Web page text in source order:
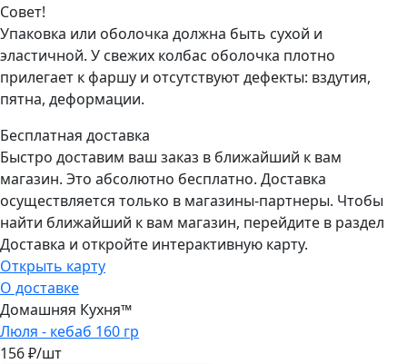
Совет!
Упаковка или оболочка должна быть сухой и
эластичной. У свежих колбас оболочка плотно
прилегает к фаршу и отсутствуют дефекты: вздутия,
пятна, деформации.
Бесплатная доставка
Быстро доставим ваш заказ в ближайший к вам
магазин. Это абсолютно бесплатно. Доставка
осуществляется только в магазины-партнеры. Чтобы
найти ближайший к вам магазин, перейдите в раздел
Доставка и откройте интерактивную карту.
Открыть карту
О доставке
Домашняя Кухня™
Люля - кебаб 160 гр
156 ₽/шт